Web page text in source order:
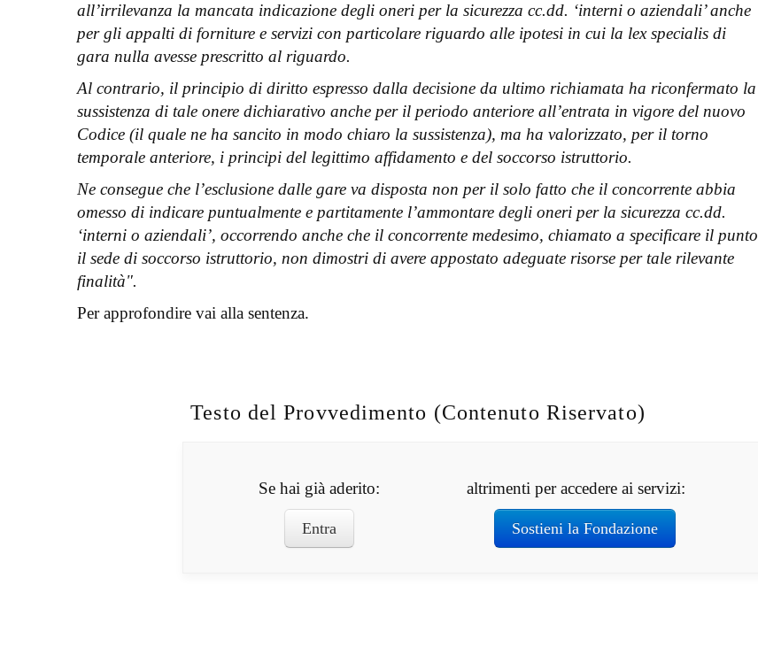
all’irrilevanza la mancata indicazione degli oneri per la sicurezza cc.dd. ‘interni o aziendali’ anche
per gli appalti di forniture e servizi con particolare riguardo alle ipotesi in cui la lex specialis di
gara nulla avesse prescritto al riguardo.
Al contrario, il principio di diritto espresso dalla decisione da ultimo richiamata ha riconfermato la
sussistenza di tale onere dichiarativo anche per il periodo anteriore all’entrata in vigore del nuovo
Codice (il quale ne ha sancito in modo chiaro la sussistenza), ma ha valorizzato, per il torno
temporale anteriore, i principi del legittimo affidamento e del soccorso istruttorio.
Ne consegue che l’esclusione dalle gare va disposta non per il solo fatto che il concorrente abbia
omesso di indicare puntualmente e partitamente l’ammontare degli oneri per la sicurezza cc.dd.
‘interni o aziendali’, occorrendo anche che il concorrente medesimo, chiamato a specificare il punto
il sede di soccorso istruttorio, non dimostri di avere appostato adeguate risorse per tale rilevante
finalità".
Per approfondire vai alla sentenza.
Testo del Provvedimento (Contenuto Riservato)
Se hai già aderito:
Entra
altrimenti per accedere ai servizi:
Sostieni la Fondazione